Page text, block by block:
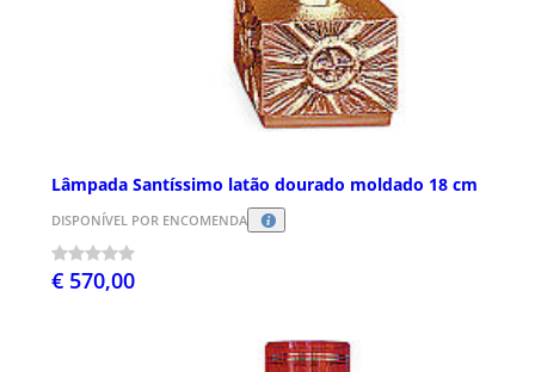
Lâmpada Santíssimo latão dourado moldado 18 cm
DISPONÍVEL POR ENCOMENDA
€ 570,00